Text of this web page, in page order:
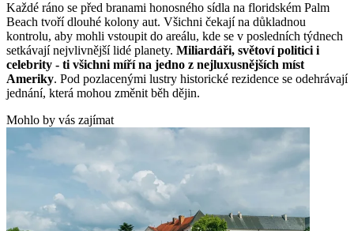
Každé ráno se před branami honosného sídla na floridském Palm
Beach tvoří dlouhé kolony aut. Všichni čekají na důkladnou
kontrolu, aby mohli vstoupit do areálu, kde se v posledních týdnech
setkávají nejvlivnější lidé planety. Miliardáři, světoví politici i
celebrity - ti všichni míří na jedno z nejluxusnějších míst
Ameriky. Pod pozlacenými lustry historické rezidence se odehrávají
jednání, která mohou změnit běh dějin.
Mohlo by vás zajímat